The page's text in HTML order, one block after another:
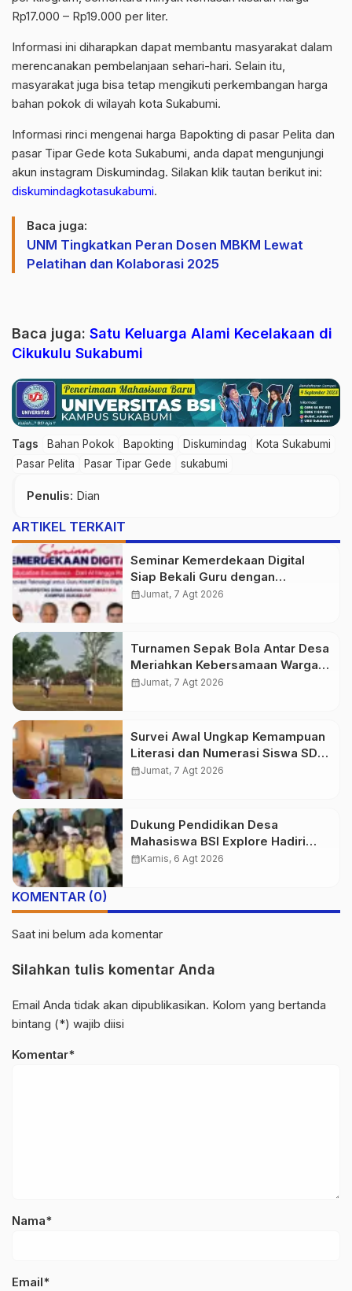
Rp17.000 – Rp19.000 per liter.
Informasi ini diharapkan dapat membantu masyarakat dalam
merencanakan pembelanjaan sehari-hari. Selain itu,
masyarakat juga bisa tetap mengikuti perkembangan harga
bahan pokok di wilayah kota Sukabumi.
Informasi rinci mengenai harga Bapokting di pasar Pelita dan
pasar Tipar Gede kota Sukabumi, anda dapat mengunjungi
akun instagram Diskumindag. Silakan klik tautan berikut ini:
diskumindagkotasukabumi.
Baca juga:
UNM Tingkatkan Peran Dosen MBKM Lewat
Pelatihan dan Kolaborasi 2025
Baca juga: Satu Keluarga Alami Kecelakaan di
Cikukulu Sukabumi
Tags Bahan Pokok Bapokting Diskumindag
Kota Sukabumi
Pasar Pelita
Pasar Tipar Gede sukabumi
Penulis: Dian
ARTIKEL TERKAIT
Seminar Kemerdekaan Digital
Siap Bekali Guru dengan
Wawasan AI hingga Robotika di
calendar_monthJumat, 7 Agt 2026
Turnamen Sepak Bola Antar Desa
Meriahkan Kebersamaan Warga
Purwasedar
calendar_monthJumat, 7 Agt 2026
Survei Awal Ungkap Kemampuan
Literasi dan Numerasi Siswa SDN
Simpenan
calendar_monthJumat, 7 Agt 2026
Dukung Pendidikan Desa
Mahasiswa BSI Explore Hadiri
Peresmian TK PGRI Al-Istiqomah
calendar_monthKamis, 6 Agt 2026
KOMENTAR (0)
Saat ini belum ada komentar
Silahkan tulis komentar Anda
Email Anda tidak akan dipublikasikan. Kolom yang bertanda
bintang (*) wajib diisi
Komentar*
Nama*
Email*